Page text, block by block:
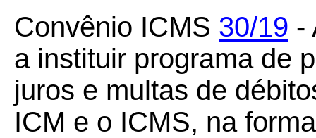
Convênio ICMS 30/19 -
a instituir programa de
juros e multas de
ICM e o ICMS, na